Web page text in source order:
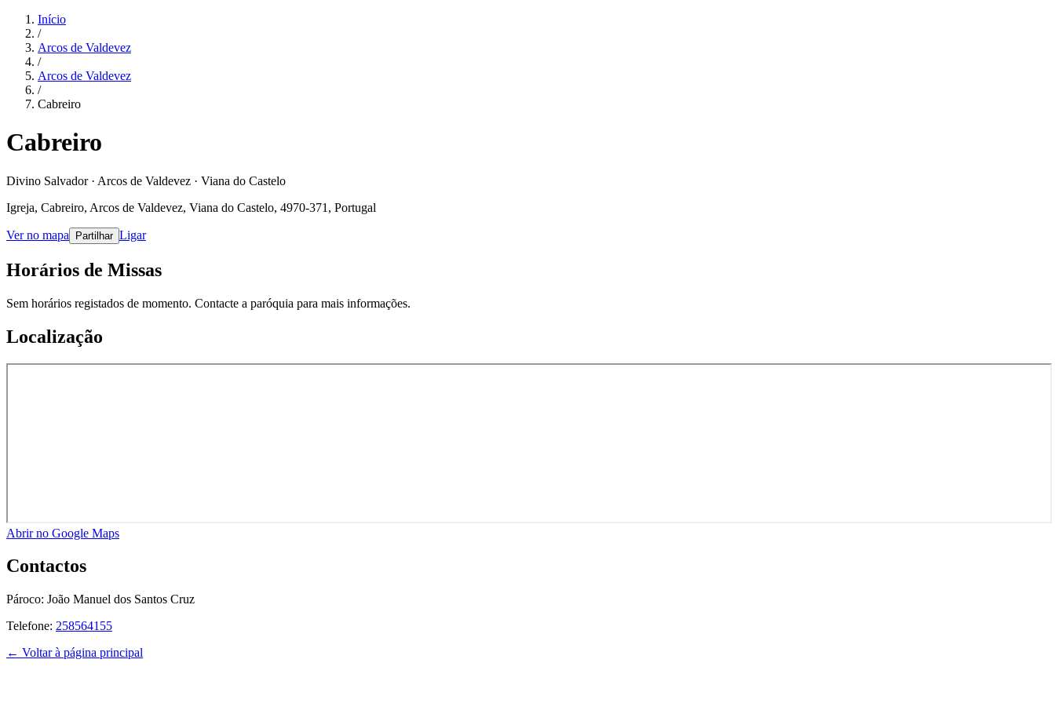
Início
/
Arcos de Valdevez
/
Arcos de Valdevez
/
Cabreiro
Cabreiro
Divino Salvador · Arcos de Valdevez · Viana do Castelo
Igreja, Cabreiro, Arcos de Valdevez, Viana do Castelo, 4970-371, Portugal
Ver no mapa Partilhar Ligar
Horários de Missas
Sem horários registados de momento. Contacte a paróquia para mais informações.
Localização
Abrir no Google Maps
Contactos
Pároco: João Manuel dos Santos Cruz
Telefone: 258564155
← Voltar à página principal